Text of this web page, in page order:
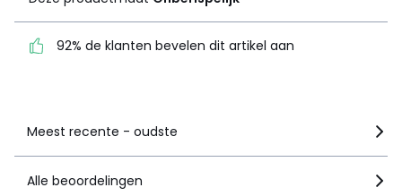
dit artikel aan
92% de klanten bevelen dit artikel aan
Meest recente - oudste
Alle beoordelingen